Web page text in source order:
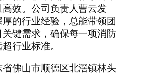
效。公司负责人曹云发
厚的行业经验，总能带领团
键需求，确保每一项消防
行业标准。
佛山市顺德区北滘镇林头